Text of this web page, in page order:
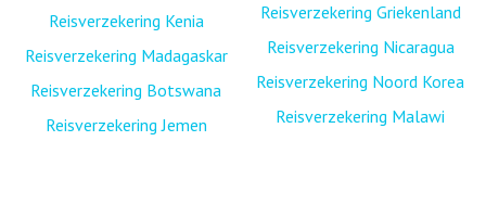
Reisverzekering Kenia
Reisverzekering Madagaskar
Reisverzekering Botswana
Reisverzekering Jemen
Reisverzekering Griekenland
Reisverzekering Nicaragua
Reisverzekering Noord Korea
Reisverzekering Malawi